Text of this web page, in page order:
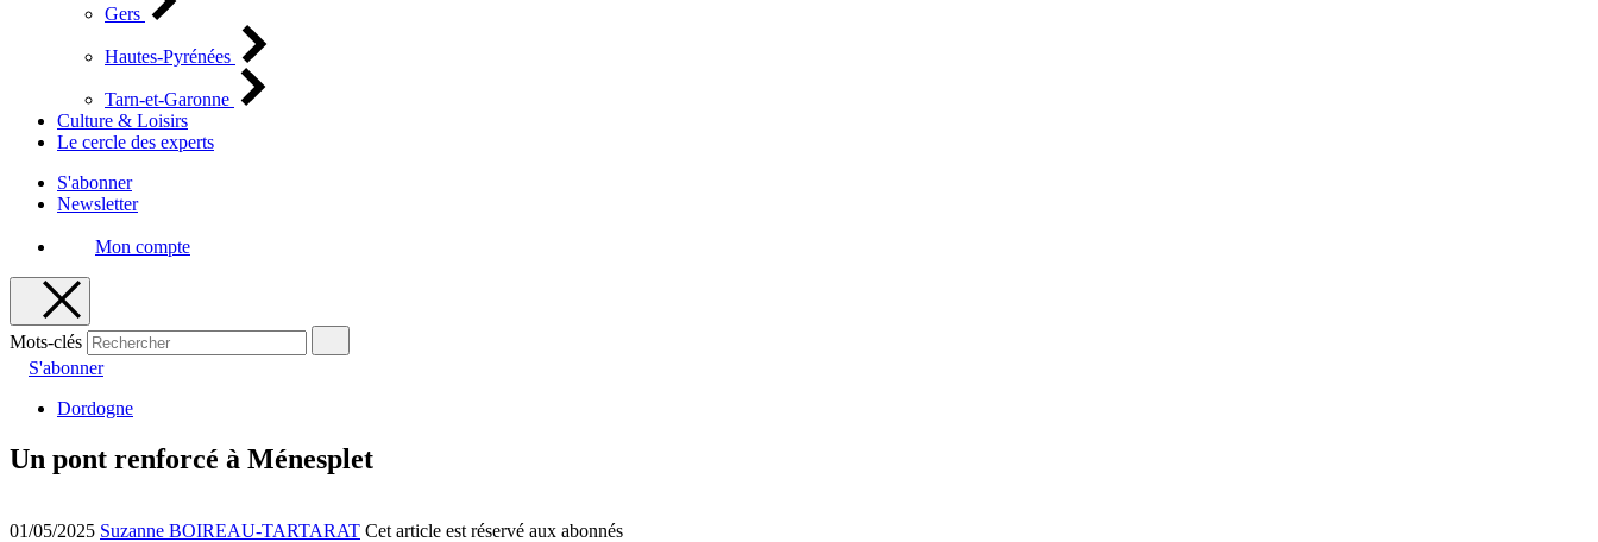
Gers
Hautes-Pyrénées
Tarn-et-Garonne
Culture & Loisirs
Le cercle des experts
S'abonner
Newsletter
Mon compte
Mots-clés
S'abonner
Dordogne
Un pont renforcé à Ménesplet
01/05/2025 Suzanne BOIREAU-TARTARAT Cet article est réservé aux abonnés